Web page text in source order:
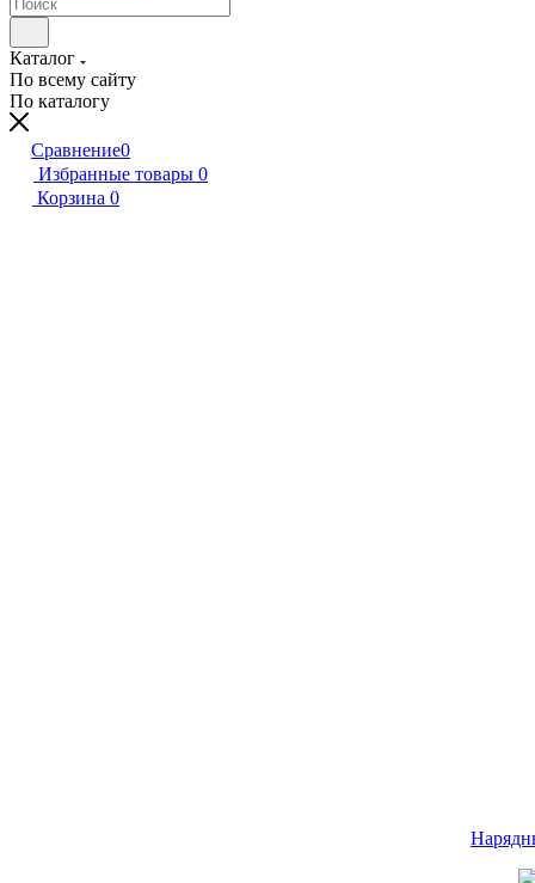
Каталог
По всему сайту
По каталогу
Сравнение0
Избранные товары 0
Корзина 0